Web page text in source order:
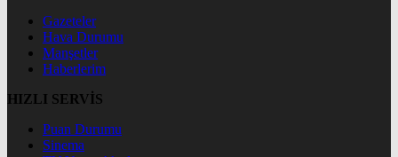
Gazeteler
Hava Durumu
Manşetler
Haberlerim
HIZLI SERVİS
Puan Durumu
Sinema